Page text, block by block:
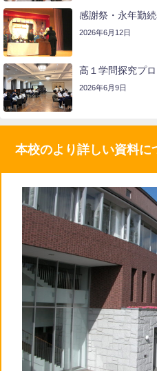
感謝祭・永年勤
2026年6月12日
高１学問探究プ
2026年6月9日
本校のより詳しい資料に